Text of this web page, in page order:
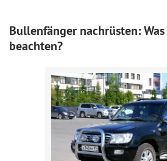
Bullenfänger nachrüsten:
beachten?